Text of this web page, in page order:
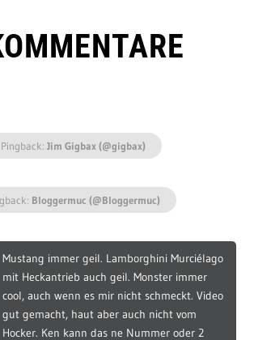
Pingback: Jim Gigbax (@gigbax)
Bloggermuc (@Bloggermuc)
Mustang immer geil. Lamborghini Murciélago
mit Heckantrieb auch geil. Monster immer
cool, auch wenn es mir nicht schmeckt. Video
gut gemacht, haut aber auch nicht vom
Hocker. Ken kann das ne Nummer oder 2